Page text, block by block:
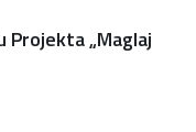
„Maglaj